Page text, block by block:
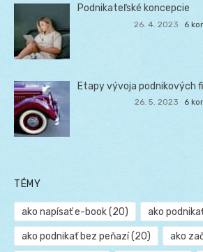
Podnikateľské koncepcie
26. 4. 2023 6
Etapy vývoja podnikových
26. 5. 2023 6
TÉMY
ako napísať e-book(20) ako
ako podnikať bez peňazí(20) ako